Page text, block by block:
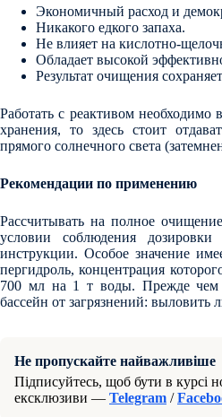
Экономичный расход и
Никакого едкого запаха.
Не влияет на кислотно-
Обладает высокой
Результат очищения
Работать с реактивом необходимо
хранения, то здесь стоит
прямого солнечного света
Рекомендации по применению
Рассчитывать на полное
условии соблюдения
инструкции. Особое значение
пергидроль, концентрация
700 мл на 1 т воды. Прежде чем
бассейн от загрязнений: выловить
Не пропускайте найважливіше
Підписуйтесь, щоб бути в курсі
ексклюзиви — Telegram /